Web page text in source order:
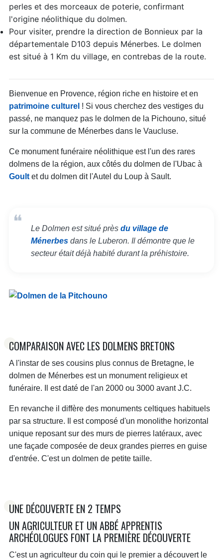
perles et des morceaux de poterie, confirmant
l'origine néolithique du dolmen.
Pour visiter, prendre la direction de Bonnieux par la
départementale D103 depuis Ménerbes. Le dolmen
est situé à 1 Km du village, en contrebas de la route.
Bienvenue en Provence, région riche en histoire et en
patrimoine culturel ! Si vous cherchez des vestiges du
passé, ne manquez pas le dolmen de la Pichouno, situé
sur la commune de Ménerbes dans le Vaucluse.
Ce monument funéraire néolithique est l'un des rares
dolmens de la région, aux côtés du dolmen de l'Ubac à
Goultet du dolmen dit l'Autel du Loup à Sault.
Le Dolmen est situé prèsdu village de
Ménerbes dans le Luberon. Il démontre que le
secteur était déjà habité durant la préhistoire.
COMPARAISON AVEC LES DOLMENS BRETONS
A l'instar de ses cousins plus connus de Bretagne, le
dolmen de Ménerbes est un monument religieux et
funéraire. Il est daté de l'an 2000 ou 3000 avant J.C.
En revanche il diffère des monuments celtiques habituels
par sa structure. Il est composé d'un monolithe horizontal
unique reposant sur des murs de pierres latéraux, avec
une façade composée de deux grandes pierres en guise
d'entrée. C'est un dolmen de petite taille.
UNE DÉCOUVERTE EN 2 TEMPS
UN AGRICULTEUR ET UN ABBÉ APPRENTIS
ARCHÉOLOGUES FONT LA PREMIÈRE DÉCOUVERTE
C'est un agriculteur du coin qui le premier a découvert le